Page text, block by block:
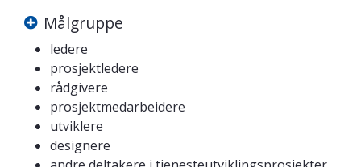
Målgruppe
ledere
prosjektledere
rådgivere
prosjektmedarbeidere
utviklere
designere